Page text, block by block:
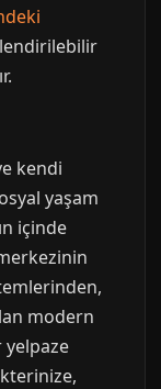
kendi
yaşam
içinde
modern